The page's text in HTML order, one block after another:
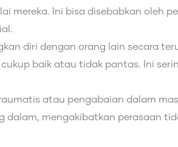
mereka. Ini bisa disebabkan oleh
diri dengan orang lain secara
baik atau tidak pantas. Ini
atau pengabaian dalam
dalam, mengakibatkan perasaan